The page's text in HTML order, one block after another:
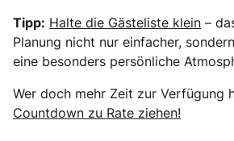
Tipp: Halte die Gästeliste klein –
Planung nicht nur einfacher,
eine besonders persönliche
Wer doch mehr Zeit zur Verfügung
Countdown zu Rate ziehen!